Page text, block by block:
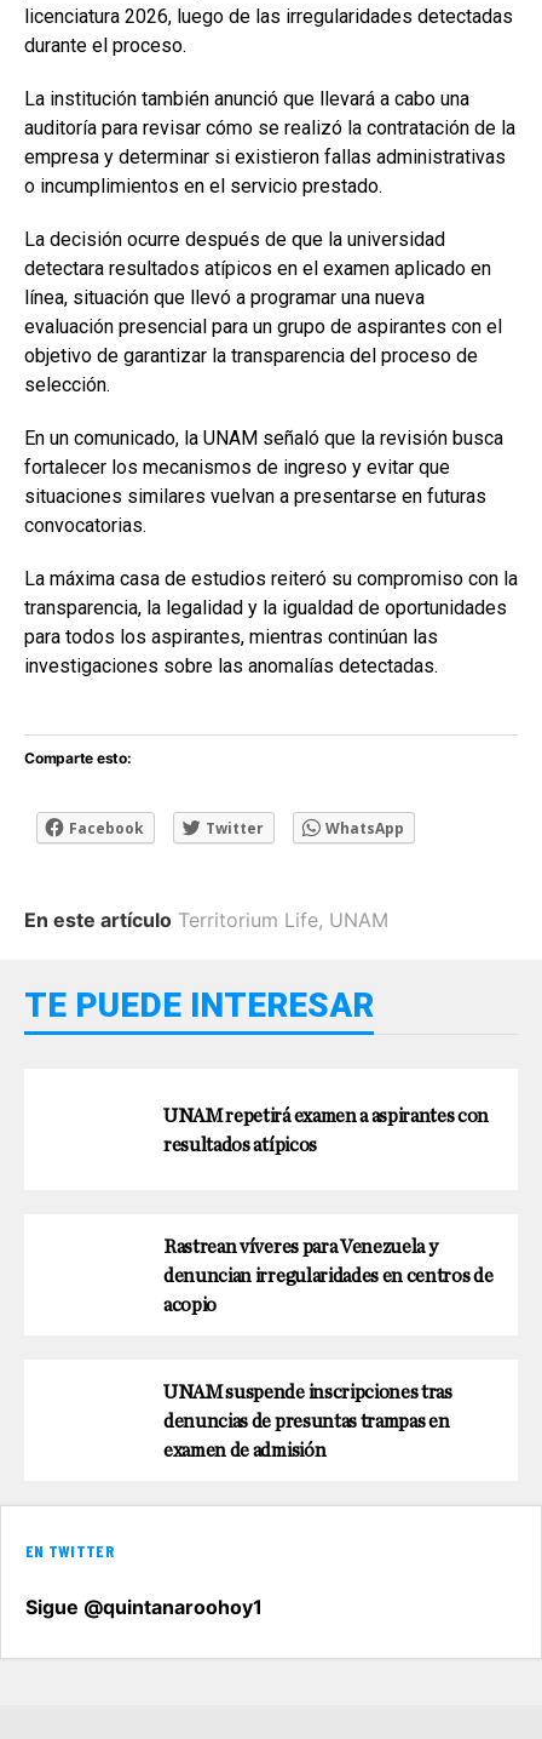
licenciatura 2026, luego de las irregularidades detectadas
durante el proceso.
La institución también anunció que llevará a cabo una
auditoría para revisar cómo se realizó la contratación de la
empresa y determinar si existieron fallas administrativas
o incumplimientos en el servicio prestado.
La decisión ocurre después de que la universidad
detectara resultados atípicos en el examen aplicado en
línea, situación que llevó a programar una nueva
evaluación presencial para un grupo de aspirantes con el
objetivo de garantizar la transparencia del proceso de
selección.
En un comunicado, la UNAM señaló que la revisión busca
fortalecer los mecanismos de ingreso y evitar que
situaciones similares vuelvan a presentarse en futuras
convocatorias.
La máxima casa de estudios reiteró su compromiso con la
transparencia, la legalidad y la igualdad de oportunidades
para todos los aspirantes, mientras continúan las
investigaciones sobre las anomalías detectadas.
Comparte esto:
Facebook Twitter WhatsApp
En este artículo Territorium Life, UNAM
TE PUEDE INTERESAR
UNAM repetirá examen a aspirantes con
resultados atípicos
Rastrean víveres para Venezuela y
denuncian irregularidades en centros de
acopio
UNAM suspende inscripciones tras
denuncias de presuntas trampas en
examen de admisión
EN TWITTER
Sigue @quintanaroohoy1